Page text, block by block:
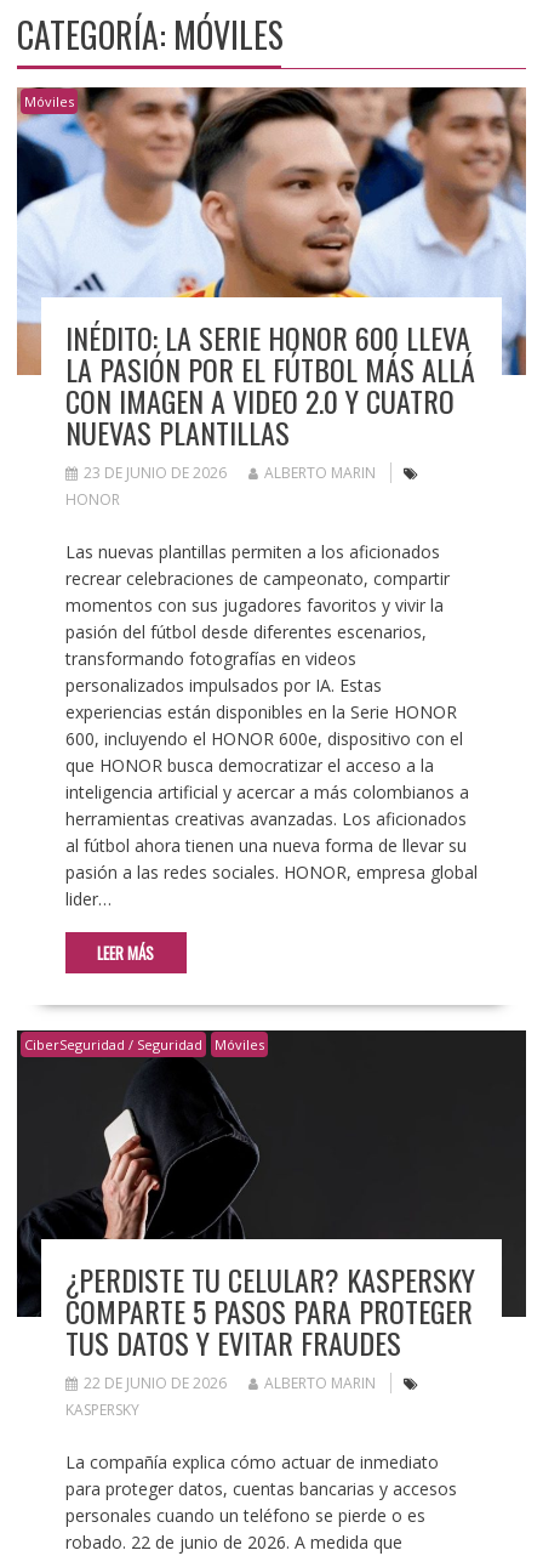
CATEGORÍA: MÓVILES
Móviles
INÉDITO: LA SERIE HONOR 600 LLEVA
LA PASIÓN POR EL FÚTBOL MÁS ALLÁ
CON IMAGEN A VIDEO 2.0 Y CUATRO
NUEVAS PLANTILLAS
23 DE JUNIO DE 2026
ALBERTO MARIN
HONOR
Las nuevas plantillas permiten a los aficionados
recrear celebraciones de campeonato, compartir
momentos con sus jugadores favoritos y vivir la
pasión del fútbol desde diferentes escenarios,
transformando fotografías en videos
personalizados impulsados por IA. Estas
experiencias están disponibles en la Serie HONOR
600, incluyendo el HONOR 600e, dispositivo con el
que HONOR busca democratizar el acceso a la
inteligencia artificial y acercar a más colombianos a
herramientas creativas avanzadas. Los aficionados
al fútbol ahora tienen una nueva forma de llevar su
pasión a las redes sociales. HONOR, empresa global
lider…
LEER MÁS
CiberSeguridad / Seguridad Móviles
¿PERDISTE TU CELULAR? KASPERSKY
COMPARTE 5 PASOS PARA PROTEGER
TUS DATOS Y EVITAR FRAUDES
22 DE JUNIO DE 2026
ALBERTO MARIN
KASPERSKY
La compañía explica cómo actuar de inmediato
para proteger datos, cuentas bancarias y accesos
personales cuando un teléfono se pierde o es
robado. 22 de junio de 2026. A medida que